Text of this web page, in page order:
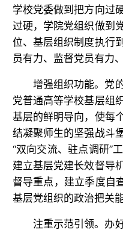
学校党委做到把方向过
过硬，学院党组织做到
位、基层组织制度执行
员有力、监督党员有力
增强组织功能。党
党普通高等学校基层组
基层的鲜明导向，使每
结凝聚师生的坚强战斗
“双向交流、驻点调研”
建立基层党建长效督导
督导重点，建立季度自
基层党组织的政治把关
注重示范引领。办